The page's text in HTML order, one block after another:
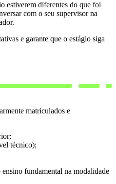
estiverem diferentes do que foi
com o seu supervisor na
e garante que o estágio siga
matriculados e
técnico);
fundamental na modalidade